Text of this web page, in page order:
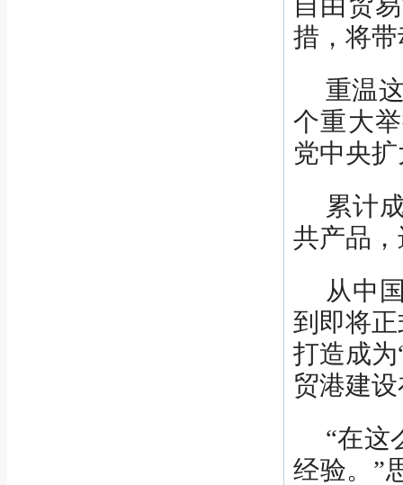
措，将
重温
个重大
党中央
累计
共产品
从中
到即将
打造成
贸港建
“在这
经验。”